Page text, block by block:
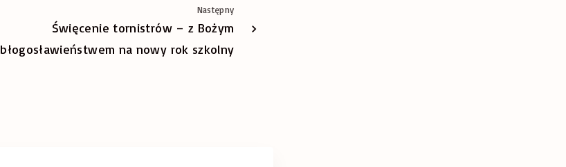
Następny
Święcenie tornistrów – z Bożym
błogosławieństwem na nowy rok szkolny